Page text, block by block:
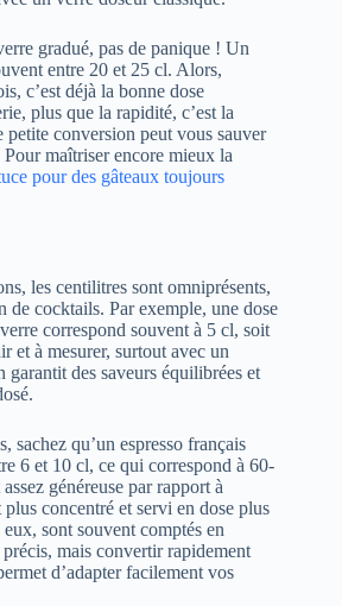
gradué, pas de panique ! Un
entre 20 et 25 cl. Alors,
c’est déjà la bonne dose
plus que la rapidité, c’est la
petite conversion peut vous sauver
maîtriser encore mieux la
pour des gâteaux toujours
les centilitres sont omniprésents,
de cocktails. Par exemple, une dose
correspond souvent à 5 cl, soit
et à mesurer, surtout avec un
des saveurs équilibrées et
sachez qu’un espresso français
6 et 10 cl, ce qui correspond à 60-
généreuse par rapport à
plus concentré et servi en dose plus
sont souvent comptés en
mais convertir rapidement
d’adapter facilement vos